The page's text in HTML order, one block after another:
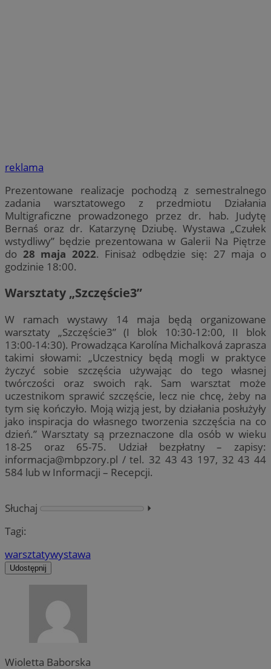
reklama
Prezentowane realizacje pochodzą z semestralnego
zadania warsztatowego z przedmiotu Działania
Multigraficzne prowadzonego przez dr. hab. Judytę
Bernaś oraz dr. Katarzynę Dziubę. Wystawa „Czułek
wstydliwy” będzie prezentowana w Galerii Na Piętrze
do 28 maja 2022. Finisaż odbędzie się: 27 maja o
godzinie 18:00.
Warsztaty „Szczęście3”
W ramach wystawy 14 maja będą organizowane
warsztaty „Szczęście3” (I blok 10:30-12:00, II blok
13:00-14:30). Prowadząca Karolína Michalková zaprasza
takimi słowami: „Uczestnicy będą mogli w praktyce
życzyć sobie szczęścia używając do tego własnej
twórczości oraz swoich rąk. Sam warsztat może
uczestnikom sprawić szczęście, lecz nie chcę, żeby na
tym się kończyło. Moją wizją jest, by działania posłużyły
jako inspiracja do własnego tworzenia szczęścia na co
dzień.” Warsztaty są przeznaczone dla osób w wieku
18-25 oraz 65-75. Udział bezpłatny – zapisy:
informacja@mbpzory.pl / tel. 32 43 43 197, 32 43 44
584 lub w Informacji – Recepcji.
Słuchaj
⏵︎
Tagi:
warsztatywystawa
Udostępnij
Wioletta Baborska